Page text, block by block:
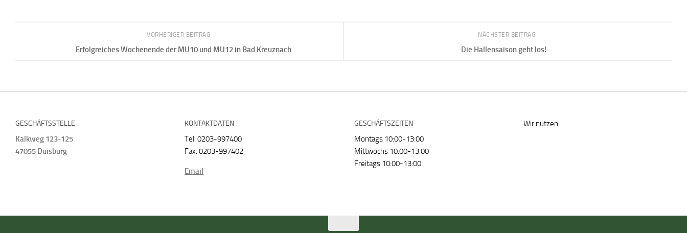
NÄCHSTER BEITRAG
Die Hallensaison geht los!
VORHERIGER BEITRAG
Erfolgreiches Wochenende der MU10 und MU12 in Bad Kreuznach
GESCHÄFTSSTELLE
Kalkweg 123-125
47055 Duisburg
KONTAKTDATEN
Tel: 0203-997400
Fax: 0203-997402
Email
GESCHÄFTSZEITEN
Montags 10:00-13:00
Mittwochs 10:00-13:00
Freitags 10:00-13:00
Wir nutzen: